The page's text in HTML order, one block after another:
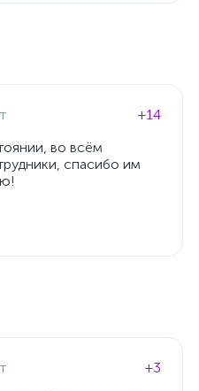
+14
во всём
спасибо им
+3